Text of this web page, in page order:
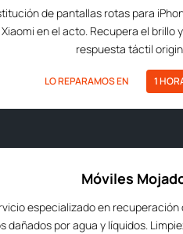
de pantallas rotas para
en el acto. Recupera el brillo
respuesta táctil
LO REPARAMOS EN 1
Móviles
especializado en recuperación
dañados por agua y líquidos.